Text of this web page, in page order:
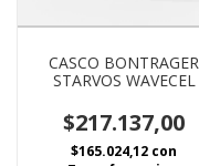
CASCO BONTRAGER
STARVOS WAVECEL
$217.137,00
$165.024,12 con